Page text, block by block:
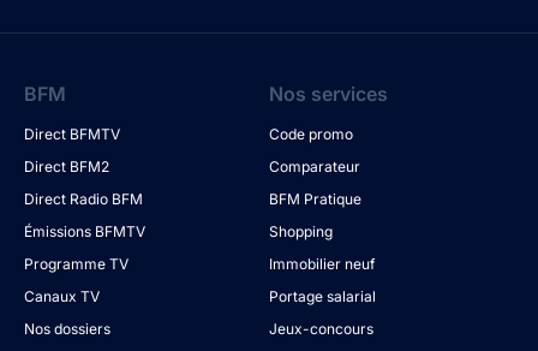
BFM
Direct BFMTV
Direct BFM2
Direct Radio BFM
Émissions BFMTV
Programme TV
Canaux TV
Nos dossiers
Nos services
Code promo
Comparateur
BFM Pratique
Shopping
Immobilier neuf
Portage salarial
Jeux-concours